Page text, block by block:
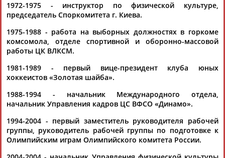
Флюра
АББАТЕ-
БУЛАТОВА
Татьяна
АББЯСОВА
Акжана
АБДИКАРИМОВА
Артур
АБДРАХМАНОВ
1972-1975 - инструктор по физической культуре,
председатель Споркомитета г. Киева.
1975-1988 - работа на выборных должностях в горкоме
комсомола, отделе спортивной и оборонно-массовой
работы ЦК ВЛКСМ.
1981-1989 - первый вице-президент клуба юных
хоккеистов «Золотая шайба».
1988-1994 - начальник Международного отдела,
начальник Управления кадров ЦС ВФСО «Динамо».
1994-2004 - первый заместитель руководителя рабочей
группы, руководитель рабочей группы по подготовке к
Олимпийским играм Олимпийского комитета России.